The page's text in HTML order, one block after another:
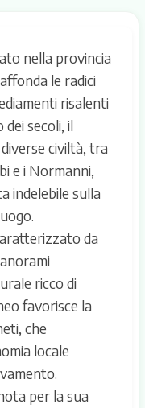
nella provincia
le radici
risalenti
secoli, il
civiltà, tra
e i Normanni,
indelebile sulla
da
ricco di
favorisce la
che
locale
per la sua